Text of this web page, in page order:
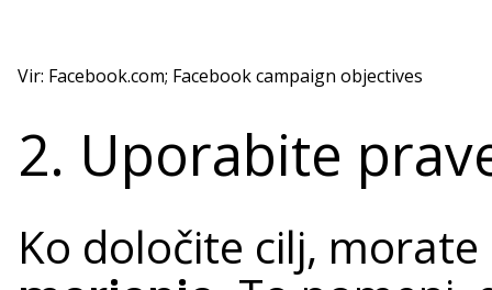
Vir: Facebook.com; Facebook campaign objectives
2. Uporabite
Ko določite cilj,